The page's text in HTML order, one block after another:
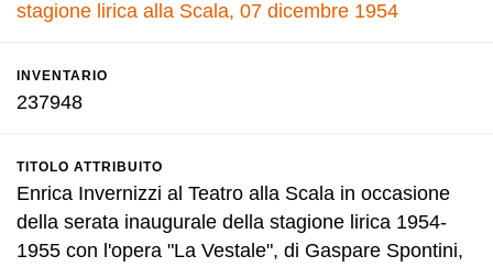
stagione lirica alla Scala, 07 dicembre 1954
INVENTARIO
237948
TITOLO ATTRIBUITO
Enrica Invernizzi al Teatro alla Scala in occasione
della serata inaugurale della stagione lirica 1954-
1955 con l'opera "La Vestale", di Gaspare Spontini,